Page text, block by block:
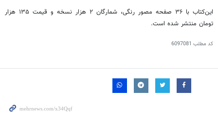
این‌کتاب با ۳۶ صفحه مصور رنگی، شمارگان ۲ هزار نسخه و قیمت ۱۳۵ هزار
تومان منتشر شده است.
کد مطلب 6097081